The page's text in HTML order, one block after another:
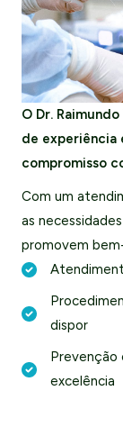
O Dr.
de experiência
compromisso
Com um
as
promovem
dispor
Prevenção
excelência